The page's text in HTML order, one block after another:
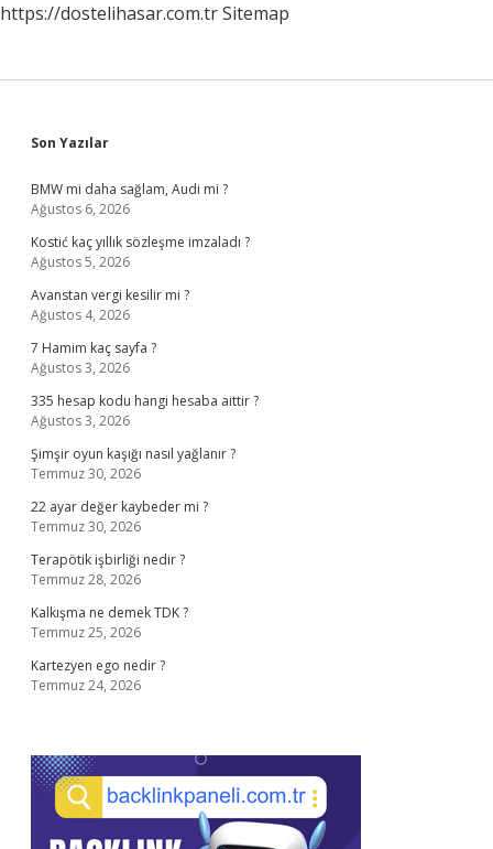
https://dostelihasar.com.trSitemap
Sidebar
Son Yazılar
BMW mi daha sağlam, Audi mi ?
Ağustos 6, 2026
Kostić kaç yıllık sözleşme imzaladı ?
Ağustos 5, 2026
Avanstan vergi kesilir mi ?
Ağustos 4, 2026
7 Hamim kaç sayfa ?
Ağustos 3, 2026
335 hesap kodu hangi hesaba aittir ?
Ağustos 3, 2026
Şimşir oyun kaşığı nasıl yağlanır ?
Temmuz 30, 2026
22 ayar değer kaybeder mi ?
Temmuz 30, 2026
Terapötik işbirliği nedir ?
Temmuz 28, 2026
Kalkışma ne demek TDK ?
Temmuz 25, 2026
Kartezyen ego nedir ?
Temmuz 24, 2026